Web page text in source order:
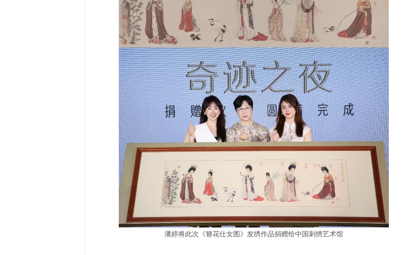
潘婷将此次《簪花仕女图》发绣作品捐赠给中国刺绣艺术馆